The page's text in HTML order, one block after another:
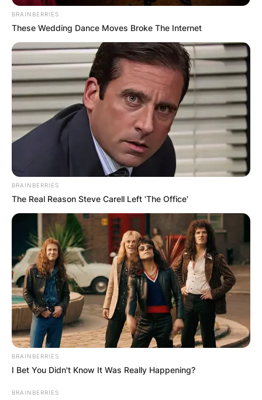
BRAINBERRIES
These Wedding Dance Moves Broke The Internet
BRAINBERRIES
The Real Reason Steve Carell Left 'The Office'
BRAINBERRIES
I Bet You Didn't Know It Was Really Happening?
BRAINBERRIES